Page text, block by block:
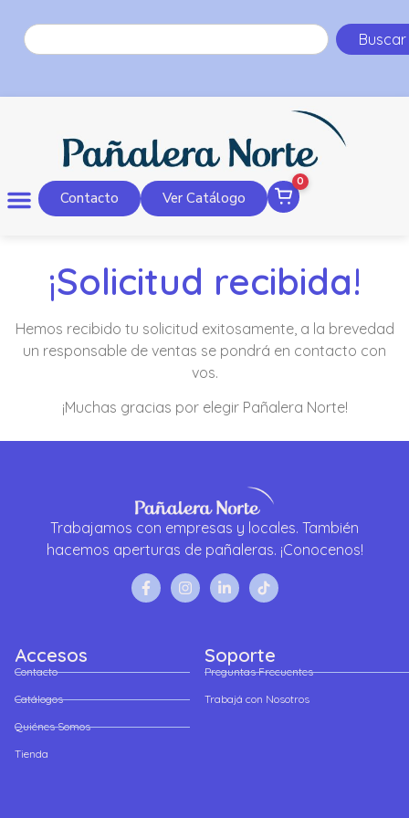
Buscar
Contacto Ver Catálogo
0
¡Solicitud recibida!
Hemos recibido tu solicitud exitosamente, a la brevedad
un responsable de ventas se pondrá en contacto con
vos.
¡Muchas gracias por elegir Pañalera Norte!
Trabajamos con empresas y locales. También
hacemos aperturas de pañaleras. ¡Conocenos!
Accesos
Contacto
Catálogos
Quiénes Somos
Tienda
Soporte
Preguntas Frecuentes
Trabajá con Nosotros